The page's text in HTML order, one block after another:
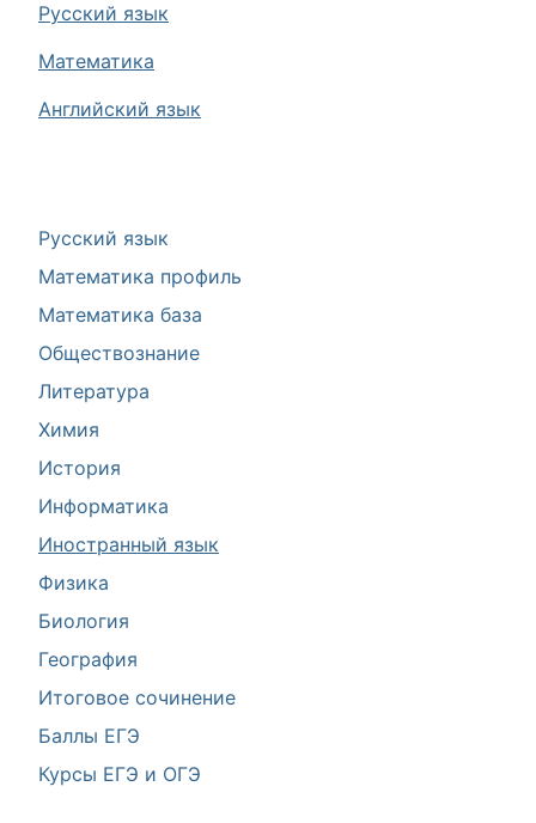
Русский язык
Математика профиль
Математика база
Обществознание
Литература
Химия
История
Информатика
Иностранный язык
Физика
Биология
География
Итоговое сочинение
Баллы ЕГЭ
Курсы ЕГЭ и ОГЭ
Русский язык
Математика
Английский язык